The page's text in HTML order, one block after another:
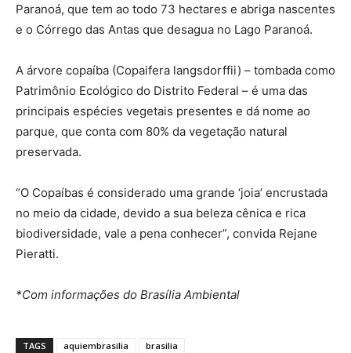
Paranoá, que tem ao todo 73 hectares e abriga nascentes
e o Córrego das Antas que desagua no Lago Paranoá.
A árvore copaíba (Copaifera langsdorffii) – tombada como
Patrimônio Ecológico do Distrito Federal – é uma das
principais espécies vegetais presentes e dá nome ao
parque, que conta com 80% da vegetação natural
preservada.
“O Copaíbas é considerado uma grande ‘joia’ encrustada
no meio da cidade, devido a sua beleza cênica e rica
biodiversidade, vale a pena conhecer”, convida Rejane
Pieratti.
*Com informações do Brasília Ambiental
TAGS aquiembrasilia brasilia